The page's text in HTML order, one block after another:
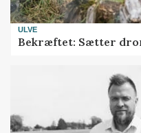
ULVE
Bekræftet: Sætter